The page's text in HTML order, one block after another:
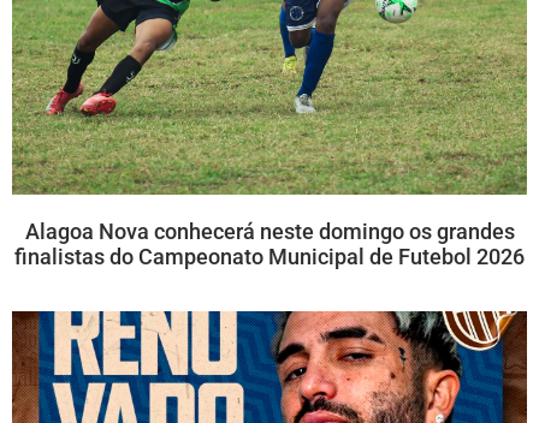
Alagoa Nova conhecerá neste domingo os grandes
finalistas do Campeonato Municipal de Futebol 2026